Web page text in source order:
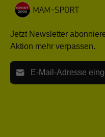
Jetzt Newsletter
Aktion mehr verpassen.
E-Mail-Adresse*